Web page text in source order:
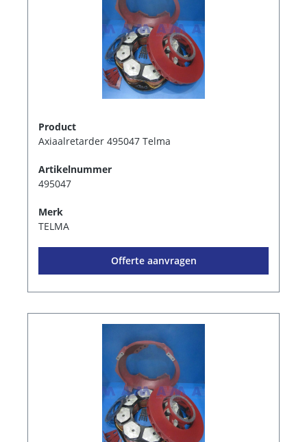
Product
Axiaalretarder 495047 Telma
Artikelnummer
495047
Merk
TELMA
Offerte aanvragen